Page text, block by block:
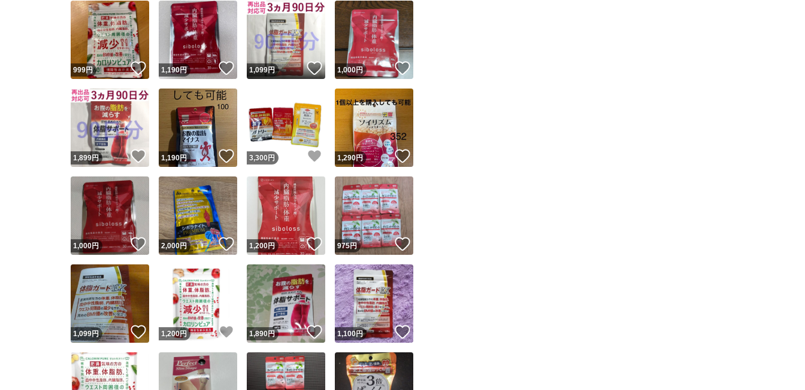
999円 いいね！
1,190円 いいね！
1,099円 いいね！
1,000円
1,899円 いいね！
1,190円 いいね！
3,300 円 いいね！
1,290円 いいね！
1,000円 いいね！
2,000円 いいね！
1,200円 いいね！
975円
1,099円 いいね！
1,200円 いいね！
1,890円 いいね！
1,100円 いいね！